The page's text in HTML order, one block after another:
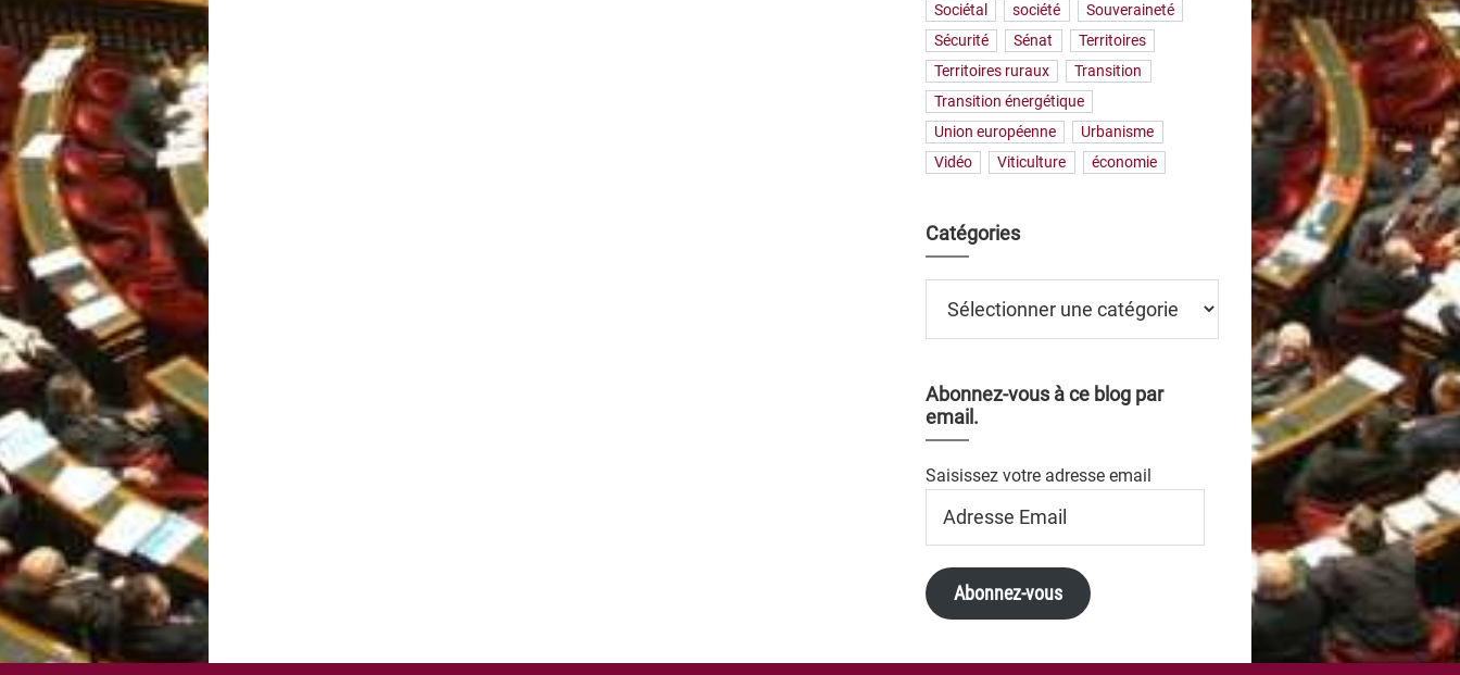
Sociétal
société
Souveraineté
Sécurité
Sénat
Territoires
Territoires ruraux
Transition
Transition énergétique
Union européenne
Urbanisme
Vidéo
Viticulture économie
Catégories
Abonnez-vous à ce blog par
email.
Saisissez votre adresse email
Email
Abonnez-vous